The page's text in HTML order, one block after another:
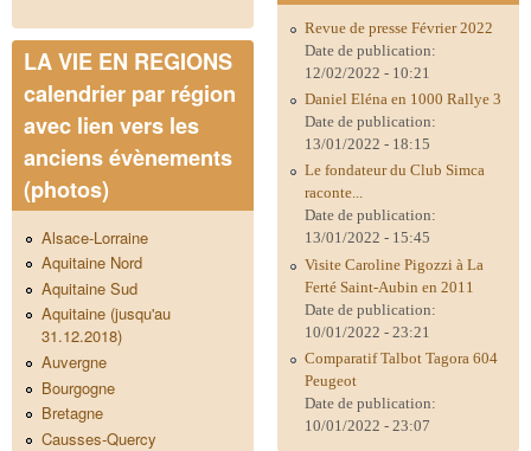
LA VIE EN REGIONS
calendrier par région
avec lien vers les
anciens évènements
(photos)
Alsace-Lorraine
Aquitaine Nord
Aquitaine Sud
Aquitaine (jusqu'au
31.12.2018)
Auvergne
Bourgogne
Bretagne
Causses-Quercy
Revue de presse Février 2022
Date de publication:
12/02/2022 - 10:21
Daniel Eléna en 1000 Rallye 3
Date de publication:
13/01/2022 - 18:15
Le fondateur du Club Simca
raconte...
Date de publication:
13/01/2022 - 15:45
Visite Caroline Pigozzi à La
Ferté Saint-Aubin en 2011
Date de publication:
10/01/2022 - 23:21
Comparatif Talbot Tagora 604
Peugeot
Date de publication:
10/01/2022 - 23:07